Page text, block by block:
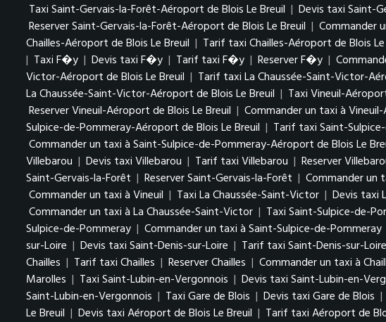
Taxi Saint-Gervais-la-Forêt-Aéroport de Blois Le Breuil | Devis taxi Saint-
Reserver Saint-Gervais-la-Forêt-Aéroport de Blois Le Breuil | Commander
Chailles-Aéroport de Blois Le Breuil | Tarif taxi Chailles-Aéroport de Blois
| Taxi F�y | Devis taxi F�y | Tarif taxi F�y | Reserver F�y |
Victor-Aéroport de Blois Le Breuil | Tarif taxi La Chaussée-Saint-Victor-
La Chaussée-Saint-Victor-Aéroport de Blois Le Breuil | Taxi Vineuil-
Reserver Vineuil-Aéroport de Blois Le Breuil | Commander un taxi à
Sulpice-de-Pommeray-Aéroport de Blois Le Breuil | Tarif taxi Saint-
Commander un taxi à Saint-Sulpice-de-Pommeray-Aéroport de Blois Le
Villebarou | Devis taxi Villebarou | Tarif taxi Villebarou | Reserver
Saint-Gervais-la-Forêt | Reserver Saint-Gervais-la-Forêt | Commander un
Commander un taxi à Vineuil | Taxi La Chaussée-Saint-Victor | Devis taxi
Commander un taxi à La Chaussée-Saint-Victor | Taxi Saint-Sulpice-de-
Sulpice-de-Pommeray | Commander un taxi à Saint-Sulpice-de-Pommeray
sur-Loire | Devis taxi Saint-Denis-sur-Loire | Tarif taxi Saint-Denis-sur-Loire
Chailles | Tarif taxi Chailles | Reserver Chailles | Commander un taxi à
Marolles | Taxi Saint-Lubin-en-Vergonnois | Devis taxi Saint-Lubin-en-
Saint-Lubin-en-Vergonnois | Taxi Gare de Blois | Devis taxi Gare de Blois |
Le Breuil | Devis taxi Aéroport de Blois Le Breuil | Tarif taxi Aéroport de